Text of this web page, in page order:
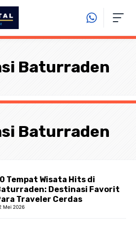
Baturraden
Baturraden
Tempat Wisata Hits di
Destinasi Favorit
Traveler Cerdas
Mei 2026